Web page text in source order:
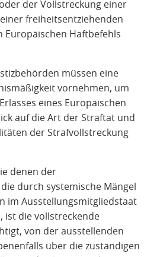
der Vollstreckung einer
freiheitsentziehenden
Europäischen Haftbefehls
müssen eine
vornehmen, um
eines Europäischen
auf die Art der Straftat und
der Strafvollstreckung
denen der
durch systemische Mängel
im Ausstellungsmitgliedstaat
ist die vollstreckende
von der ausstellenden
über die zuständigen